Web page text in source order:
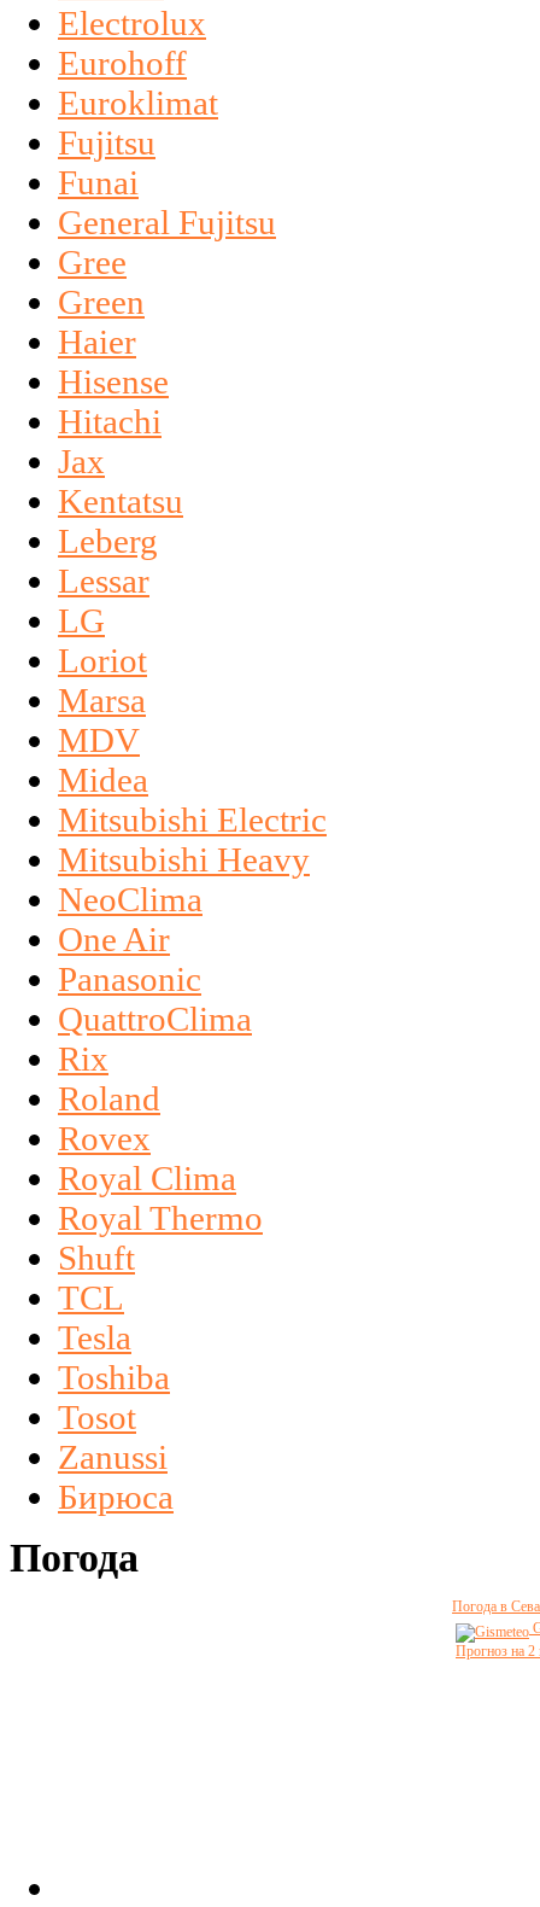
Electrolux
Eurohoff
Euroklimat
Fujitsu
Funai
General Fujitsu
Gree
Green
Haier
Hisense
Hitachi
Jax
Kentatsu
Leberg
Lessar
LG
Loriot
Marsa
MDV
Midea
Mitsubishi Electric
Mitsubishi Heavy
NeoClima
One Air
Panasonic
QuattroClima
Rix
Roland
Rovex
Royal Clima
Royal Thermo
Shuft
TCL
Tesla
Toshiba
Tosot
Zanussi
Бирюса
Погода
Погода в
Прогноз на 2